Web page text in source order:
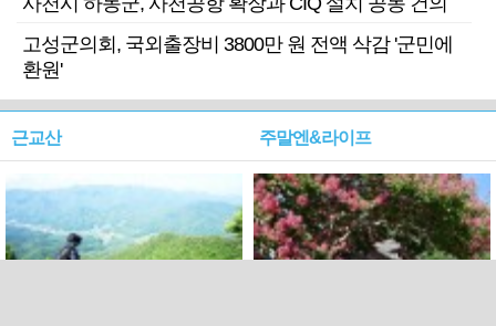
고성군의회, 국외출장비 3800만 원 전액 삭감 '군민에
환원'
근교산 주말엔&라이프